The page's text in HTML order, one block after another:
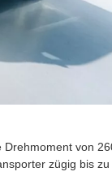
Drehmoment von
zügig bis zu